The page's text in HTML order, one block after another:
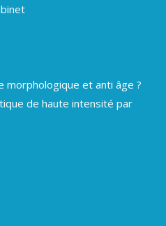
morphologique et anti âge ?
de haute intensité par